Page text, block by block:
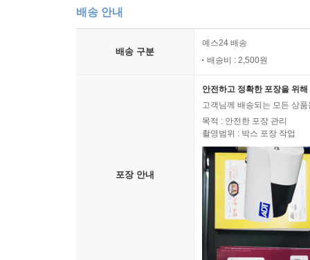
배송 안내
배송 구분
예스24 배송
배송비 : 2,500원
포장 안내
안전하고 정확한 포장을 위
고객님께 배송되는 모든 상
목적 : 안전한 포장 관리
촬영범위 : 박스 포장 작업